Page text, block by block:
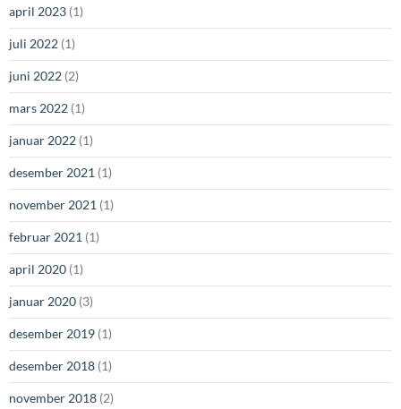
april 2023 (1)
juli 2022 (1)
juni 2022 (2)
mars 2022 (1)
januar 2022 (1)
desember 2021 (1)
november 2021 (1)
februar 2021 (1)
april 2020 (1)
januar 2020 (3)
desember 2019 (1)
desember 2018 (1)
november 2018 (2)